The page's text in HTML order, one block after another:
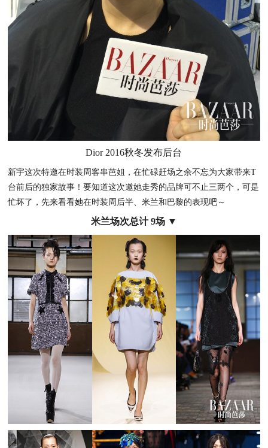
Dior 2016秋冬发布后台
新宇这次特邀在时装周客串芭姐，在忙碌赶场之余不忘为大家带来T
台前后的独家故事！要知道这次邀她走秀的品牌可不止三两个，可是
忙坏了，先来看看她在时装周后半、米兰和巴黎的表现吧～
米兰场次总计 9场 ▼